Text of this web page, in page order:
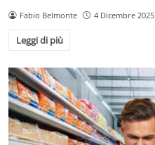
Fabio Belmonte 4 Dicembre 2025
Leggi di più